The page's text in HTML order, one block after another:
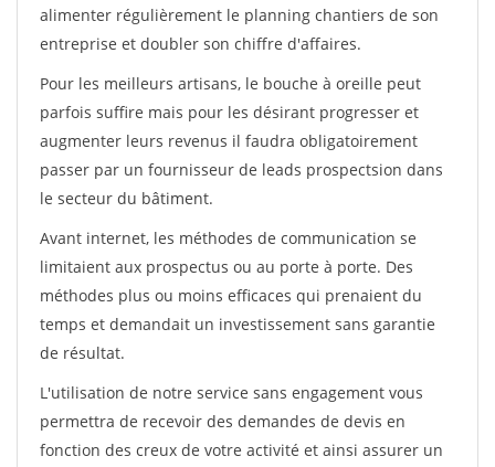
alimenter régulièrement le planning chantiers de son
entreprise et doubler son chiffre d'affaires.
Pour les meilleurs artisans, le bouche à oreille peut
parfois suffire mais pour les désirant progresser et
augmenter leurs revenus il faudra obligatoirement
passer par un fournisseur de leads prospectsion dans
le secteur du bâtiment.
Avant internet, les méthodes de communication se
limitaient aux prospectus ou au porte à porte. Des
méthodes plus ou moins efficaces qui prenaient du
temps et demandait un investissement sans garantie
de résultat.
L'utilisation de notre service sans engagement vous
permettra de recevoir des demandes de devis en
fonction des creux de votre activité et ainsi assurer un